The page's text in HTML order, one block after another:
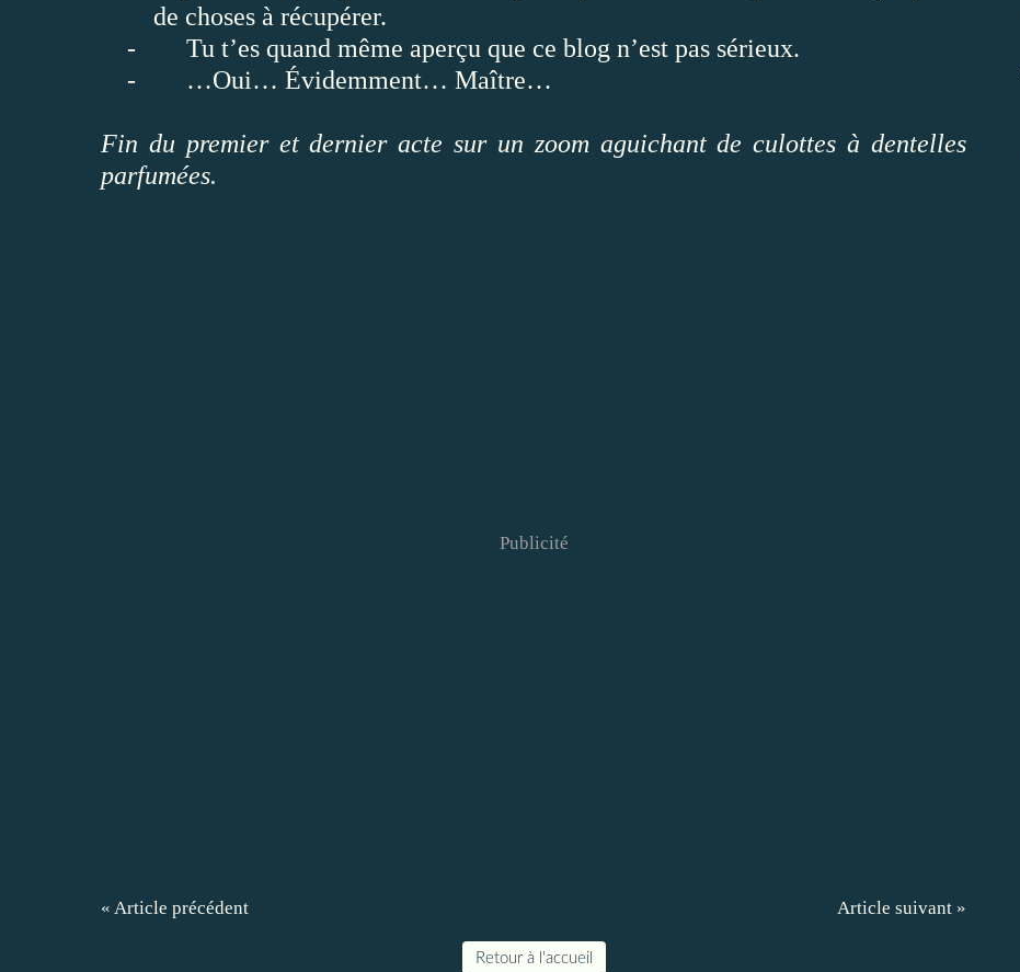
de choses à récupérer.
-
Tu t’es quand même aperçu que ce blog n’est pas sérieux.
-
…Oui… Évidemment… Maître…
Fin du premier et dernier acte sur un zoom aguichant de culottes à dentelles
parfumées.
Publicité
« Article précédent Article suivant »
Retour à l'accueil